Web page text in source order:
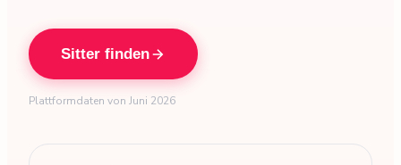
Sitter finden
Plattformdaten von Juni 2026